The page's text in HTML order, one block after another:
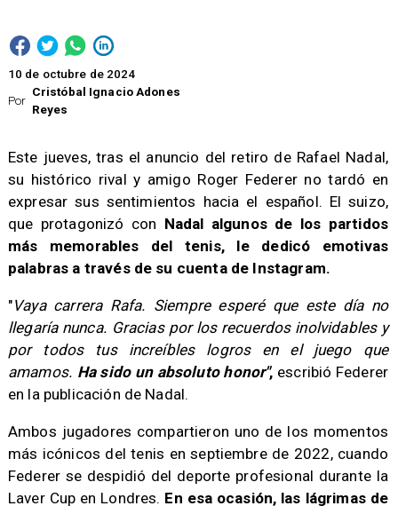
Por
Cristóbal Ignacio Adones
Reyes
10 de octubre de 2024
Este jueves, tras el anuncio del retiro de Rafael Nadal,
su histórico rival y amigo Roger Federer no tardó en
expresar sus sentimientos hacia el español. El suizo,
que protagonizó con Nadal algunos de los partidos
más memorables del tenis, le dedicó emotivas
palabras a través de su cuenta de Instagram.
"Vaya carrera Rafa. Siempre esperé que este día no
llegaría nunca. Gracias por los recuerdos inolvidables y
por todos tus increíbles logros en el juego que
amamos. Ha sido un absoluto honor", escribió Federer
en la publicación de Nadal.
Ambos jugadores compartieron uno de los momentos
más icónicos del tenis en septiembre de 2022, cuando
Federer se despidió del deporte profesional durante la
Laver Cup en Londres. En esa ocasión, las lágrimas de